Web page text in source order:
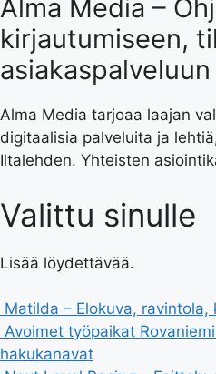
Alma Media –
kirjautumiseen,
asiakaspalveluun
Alma Media tarjoaa laajan
digitaalisia palveluita ja
Iltalehden. Yhteisten
Valittu sinulle
Lisää löydettävää.
Matilda – Elokuva, ravintola,
Avoimet työpaikat
hakukanavat